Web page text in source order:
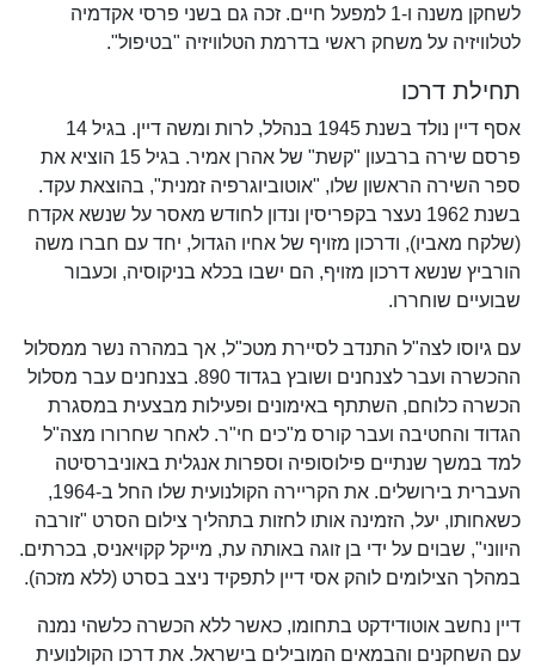
לשחקן משנה ו-1 למפעל חיים. זכה גם בשני פרסי אקדמיה
לטלוויזיה על משחק ראשי בדרמת הטלוויזיה "בטיפול".
תחילת דרכו
אסף דיין נולד בשנת 1945 בנהלל, לרות ומשה דיין. בגיל 14
פרסם שירה ברבעון "קשת" של אהרן אמיר. בגיל 15 הוציא את
ספר השירה הראשון שלו, "אוטוביוגרפיה זמנית", בהוצאת עקד.
בשנת 1962 נעצר בקפריסין ונדון לחודש מאסר על שנשא אקדח
(שלקח מאביו), ודרכון מזויף של אחיו הגדול, יחד עם חברו משה
הורביץ שנשא דרכון מזויף, הם ישבו בכלא בניקוסיה, וכעבור
שבועיים שוחררו.
עם גיוסו לצה"ל התנדב לסיירת מטכ"ל, אך במהרה נשר ממסלול
ההכשרה ועבר לצנחנים‏ ושובץ בגדוד 890‏. בצנחנים עבר מסלול
הכשרה כלוחם, השתתף באימונים ופעילות מבצעית במסגרת
הגדוד והחטיבה ועבר קורס מ"כים חי"ר. לאחר שחרורו מצה"ל
למד במשך שנתיים פילוסופיה וספרות אנגלית באוניברסיטה
העברית בירושלים. את הקריירה הקולנועית שלו החל ב-1964,
כשאחותו, יעל, הזמינה אותו לחזות בתהליך צילום הסרט "זורבה
היווני", שבוים על ידי בן זוגה באותה עת, מייקל קקויאניס, בכרתים.
במהלך הצילומים לוהק אסי דיין לתפקיד ניצב בסרט (ללא מזכה).
דיין נחשב אוטודידקט בתחומו, כאשר ללא הכשרה כלשהי נמנה
עם השחקנים והבמאים המובילים בישראל. את דרכו הקולנועית